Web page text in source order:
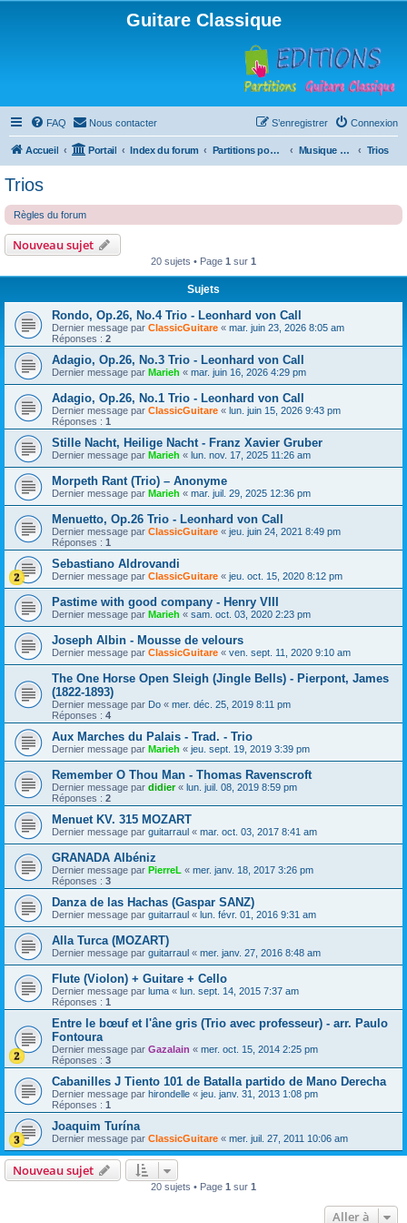
Guitare Classique
FAQ Nous contacter Connexion
S’enregistrer
Accueil Portail Index du forum Partitions pour guitare en libre téléchargement Musique d'ensemble Trios
Trios
Règles du forum
Nouveau sujet
20 sujets • Page 1 sur 1
Sujets
Rondo, Op.26, No.4 Trio - Leonhard von Call
Dernier message par ClassicGuitare « mar. juin 23, 2026 8:05 am
Réponses : 2
Adagio, Op.26, No.3 Trio - Leonhard von Call
Dernier message par Marieh « mar. juin 16, 2026 4:29 pm
Adagio, Op.26, No.1 Trio - Leonhard von Call
Dernier message par ClassicGuitare « lun. juin 15, 2026 9:43 pm
Réponses : 1
Stille Nacht, Heilige Nacht - Franz Xavier Gruber
Dernier message par Marieh « lun. nov. 17, 2025 11:26 am
Morpeth Rant (Trio) – Anonyme
Dernier message par Marieh « mar. juil. 29, 2025 12:36 pm
Menuetto, Op.26 Trio - Leonhard von Call
Dernier message par ClassicGuitare « jeu. juin 24, 2021 8:49 pm
Réponses : 1
Sebastiano Aldrovandi
Dernier message par ClassicGuitare « jeu. oct. 15, 2020 8:12 pm
Pastime with good company - Henry VIII
Dernier message par Marieh « sam. oct. 03, 2020 2:23 pm
Joseph Albin - Mousse de velours
Dernier message par ClassicGuitare « ven. sept. 11, 2020 9:10 am
The One Horse Open Sleigh (Jingle Bells) - Pierpont, James
(1822-1893)
Dernier message par Do « mer. déc. 25, 2019 8:11 pm
Réponses : 4
Aux Marches du Palais - Trad. - Trio
Dernier message par Marieh « jeu. sept. 19, 2019 3:39 pm
Remember O Thou Man - Thomas Ravenscroft
Dernier message par didier« lun. juil. 08, 2019 8:59 pm
Réponses : 2
Menuet KV. 315 MOZART
Dernier message par guitarraul « mar. oct. 03, 2017 8:41 am
GRANADA Albéniz
Dernier message par PierreL « mer. janv. 18, 2017 3:26 pm
Réponses : 3
Danza de las Hachas (Gaspar SANZ)
Dernier message par guitarraul « lun. févr. 01, 2016 9:31 am
Alla Turca (MOZART)
Dernier message par guitarraul « mer. janv. 27, 2016 8:48 am
Flute (Violon) + Guitare + Cello
Dernier message par luma « lun. sept. 14, 2015 7:37 am
Réponses : 1
Entre le bœuf et l'âne gris (Trio avec professeur) - arr. Paulo
Fontoura
Dernier message par Gazalain « mer. oct. 15, 2014 2:25 pm
Réponses : 3
Cabanilles J Tiento 101 de Batalla partido de Mano Derecha
Dernier message par hirondelle « jeu. janv. 31, 2013 1:08 pm
Réponses : 1
Joaquim Turína
Dernier message par ClassicGuitare « mer. juil. 27, 2011 10:06 am
Nouveau sujet
20 sujets • Page 1 sur 1
Aller à